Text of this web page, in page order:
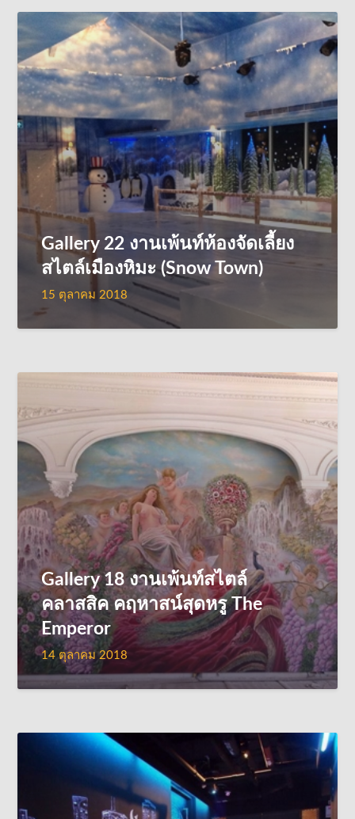
Gallery 22 งานเพ้นท์ห้องจัดเลี้ยง
สไตล์เมืองหิมะ (Snow Town)
15 ตุลาคม 2018
Gallery 18 งานเพ้นท์สไตล์
คลาสสิค คฤหาสน์สุดหรู The
Emperor
14 ตุลาคม 2018